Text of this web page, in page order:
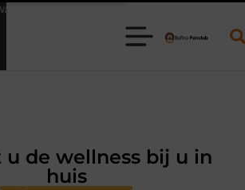
steeds gewoner wordt
u de wellness bij u in
huis